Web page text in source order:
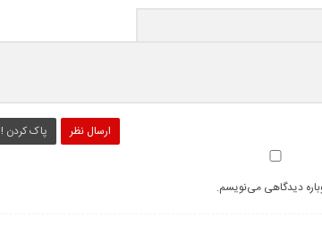
ارسال نظر پاک کردن !
دیدگاهی می‌نویسم.